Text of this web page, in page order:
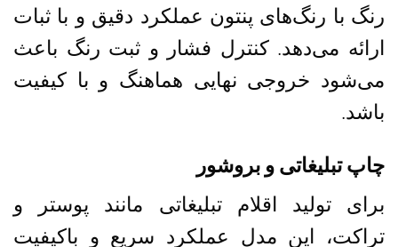
رنگ با رنگ‌های پنتون عملکرد دقیق و با ثبات
ارائه می‌دهد. کنترل فشار و ثبت رنگ باعث
می‌شود خروجی نهایی هماهنگ و با کیفیت
باشد.
چاپ تبلیغاتی و بروشور
برای تولید اقلام تبلیغاتی مانند پوستر و
تراکت، این مدل عملکرد سریع و باکیفیت